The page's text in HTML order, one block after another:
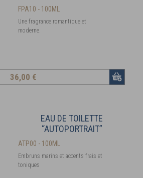
FPA10 - 100ML
Une fragrance romantique et
moderne.
36,00 €
EAU DE TOILETTE
“AUTOPORTRAIT”
ATP00 - 100ML
Embruns marins et accents frais et
toniques